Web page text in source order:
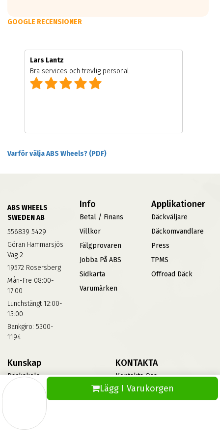
Lägg I Varukorgen
GOOGLE RECENSIONER
Lars Lantz
Bra services och trevlig personal.
Varför välja ABS Wheels? (PDF)
ABS WHEELS
SWEDEN AB
556839 5429
Göran Hammarsjös
Väg 2
19572 Rosersberg
Mån-Fre 08:00-
17:00
Lunchstängt 12:00-
13:00
Bankgiro: 5300-
1194
Info
Betal / Finans
Villkor
Fälgprovaren
Jobba På ABS
Sidkarta
Varumärken
Applikationer
Däckväljare
Däckomvandlare
Press
TPMS
Offroad Däck
Kunskap
Däckskola
Informationsbank Av Däck
Och Fälgar
KONTAKTA
Kontakta Oss
Vinterdäck